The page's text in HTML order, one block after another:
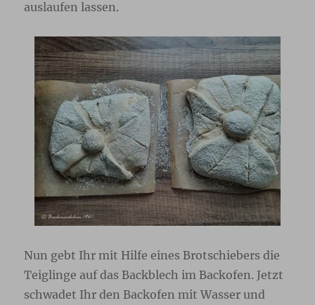
auslaufen lassen.
Nun gebt Ihr mit Hilfe eines Brotschiebers die
Teiglinge auf das Backblech im Backofen. Jetzt
schwadet Ihr den Backofen mit Wasser und